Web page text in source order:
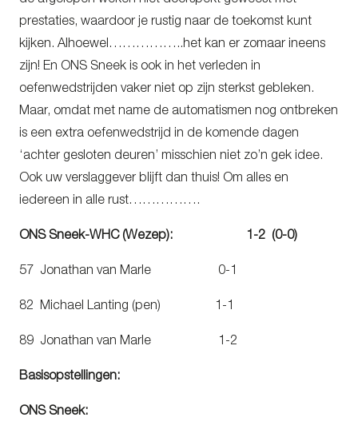
prestaties, waardoor je rustig naar de toekomst kunt
kijken. Alhoewel……………..het kan er zomaar ineens
zijn! En ONS Sneek is ook in het verleden in
oefenwedstrijden vaker niet op zijn sterkst gebleken.
Maar, omdat met name de automatismen nog ontbreken
is een extra oefenwedstrijd in de komende dagen
‘achter gesloten deuren’ misschien niet zo’n gek idee.
Ook uw verslaggever blijft dan thuis! Om alles en
iedereen in alle rust…………….
ONS Sneek-WHC (Wezep): 1-2 (0-0)
57 Jonathan van Marle 0-1
82 Michael Lanting (pen) 1-1
89 Jonathan van Marle 1-2
Basisopstellingen:
ONS Sneek: